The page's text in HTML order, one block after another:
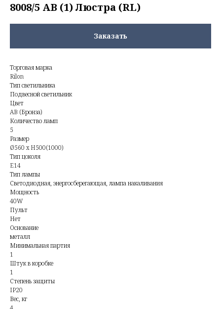
8008/5 AB (1) Люстра (RL)
Заказать
Торговая марка
Rilon
Тип светильника
Подвесной светильник
Цвет
AB (Бронза)
Количество ламп
5
Размер
Ø560 x H500(1000)
Тип цоколя
E14
Тип лампы
Светодиодная, энергосберегающая, лампа накаливания
Мощность
40W
Пульт
Нет
Основание
металл
Минимальная партия
1
Штук в коробке
1
Степень защиты
IP20
Вес, кг